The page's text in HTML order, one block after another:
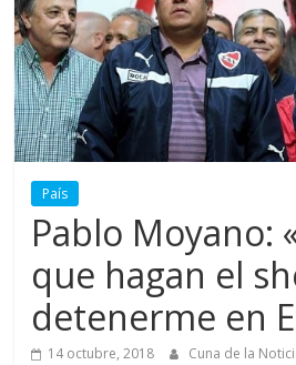
País
Pablo Moyano:
que hagan el
detenerme en
14 octubre, 2018 Cuna de la